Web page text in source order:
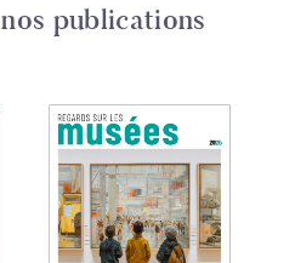
publications